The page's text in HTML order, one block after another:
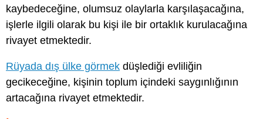
kaybedeceğine, olumsuz olaylarla karşılaşacağına,
işlerle ilgili olarak bu kişi ile bir ortaklık kurulacağına
rivayet etmektedir.
Rüyada dış ülke görmek düşlediği evliliğin
gecikeceğine, kişinin toplum içindeki saygınlığının
artacağına rivayet etmektedir.